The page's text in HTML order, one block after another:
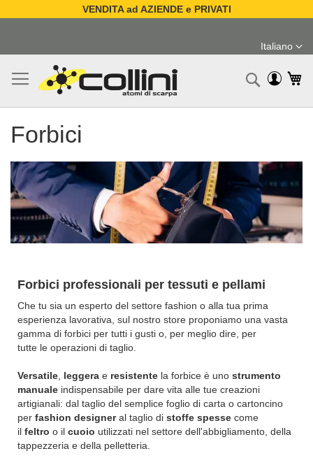
VENDITA ad AZIENDE e PRIVATI
contenuto
Lingua
Italiano
Forbici
Forbici professionali per tessuti e pellami
Che tu sia un esperto del settore fashion o alla tua prima
esperienza lavorativa, sul nostro store proponiamo una vasta
gamma di forbici per tutti i gusti o, per meglio dire, per
tutte le operazioni di taglio.
Versatile leggera e resistente la forbice è uno strumento
manuale indispensabile per dare vita alle tue creazioni
artigianali: dal taglio del semplice foglio di carta o cartoncino
per fashion designeral taglio di stoffe spesse come
il feltro o il cuoio utilizzati nel settore dell'abbigliamento, della
tappezzeria e della pelletteria.